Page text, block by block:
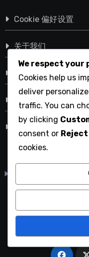
Cookie 偏好设置
关于我们
条款与条件
取得联系
We respect your
Cookies help us
deliver
traffic. You can
by clicking
consent or Reject
cookies.